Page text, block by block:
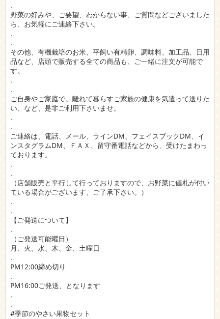
.
野菜の好みや、ご要望、わからない事、ご質問などございました
ら、お気軽にご連絡下さい。
.
.
その他、有機栽培のお米、平飼い有精卵、調味料、加工品、日用
品など、店頭で販売する全ての商品も、ご一緒に注文が可能で
す。
.
.
ご自身やご家庭で。離れて暮らすご家族の健康を気遣って送りた
い、など、是非ご利用下さいませ。
.
.
ご連絡は、電話、メール、ラインDM、フェイスブックDM、イ
ンスタグラムDM、ＦＡＸ、留守番電話などから、受けたまわっ
ております。
.
.
（店舗販売と平行して行っておりますので、お野菜に値札が付い
ている場合がございます、ご了承下さい。）
.
.
【ご発送について】
.
（ご発送可能曜日）
月、火、水、木、金、土曜日
.
PM12:00締め切り
.
PM16:00ご発送、となります
.
.
#季節のやさい果物セット